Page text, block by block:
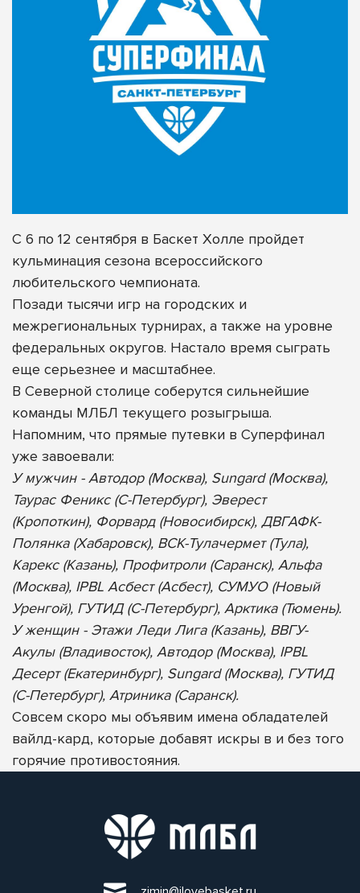
С 6 по 12 сентября в Баскет Холле пройдет
кульминация сезона всероссийского
любительского чемпионата.
Позади тысячи игр на городских и
межрегиональных турнирах, а также на уровне
федеральных округов. Настало время сыграть
еще серьезнее и масштабнее.
В Северной столице соберутся сильнейшие
команды МЛБЛ текущего розыгрыша.
Напомним, что прямые путевки в Суперфинал
уже завоевали:
У мужчин - Автодор (Москва), Sungard (Москва),
Таурас Феникс (С-Петербург), Эверест
(Кропоткин), Форвард (Новосибирск), ДВГАФК-
Полянка (Хабаровск), ВСК-Тулачермет (Тула),
Карекс (Казань), Профитроли (Саранск), Альфа
(Москва), IPBL Асбест (Асбест), СУМУО (Новый
Уренгой), ГУТИД (С-Петербург), Арктика (Тюмень).
У женщин - Этажи Леди Лига (Казань), ВВГУ-
Акулы (Владивосток), Автодор (Москва), IPBL
Десерт (Екатеринбург), Sungard (Москва), ГУТИД
(С-Петербург), Атриника (Саранск).
Совсем скоро мы объявим имена обладателей
вайлд-кард, которые добавят искры в и без того
горячие противостояния.